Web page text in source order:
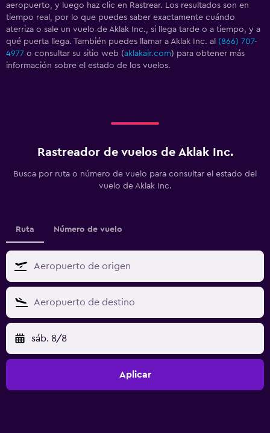
aeropuerto, y luego haz clic en Rastrear. Los resultados son en
tiempo real, por lo que puedes saber exactamente cuándo
aterriza o sale un vuelo de Aklak Inc., si llega tarde o a tiempo, y a
qué puerta llega. También puedes llamar a Aklak Inc. al (866) 707-
4977 o consultar su sitio web (aklakair.com) para obtener más
información sobre el estado de los vuelos.
Rastreador de vuelos de Aklak Inc.
Busca por ruta o número de vuelo para consultar el estado del
vuelo de Aklak Inc.
Ruta Número de vuelo
sáb. 8/8
Aplicar